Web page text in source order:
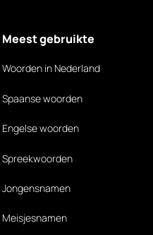
Meest gebruikte
Woorden in Nederland
Spaanse woorden
Engelse woorden
Spreekwoorden
Jongensnamen
Meisjesnamen